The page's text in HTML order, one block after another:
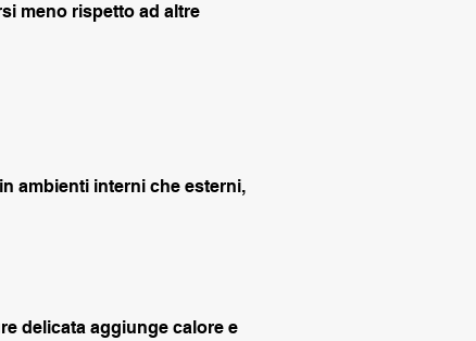
meno rispetto ad altre
ambienti interni che esterni,
delicata aggiunge calore e